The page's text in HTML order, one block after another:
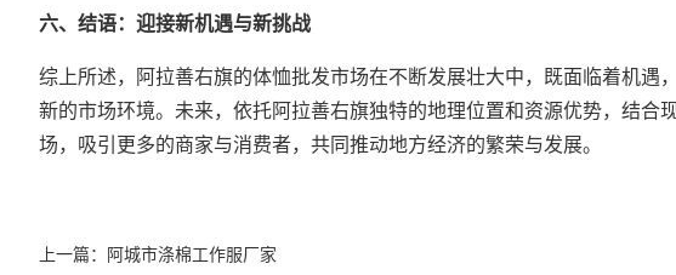
六、结语：迎接新机遇与新挑战
综上所述，阿拉善右旗的体恤批发市场在不断发展壮大中，既面临着机
新的市场环境。未来，依托阿拉善右旗独特的地理位置和资源优势，结
场，吸引更多的商家与消费者，共同推动地方经济的繁荣与发展。
上一篇： 阿城市涤棉工作服厂家